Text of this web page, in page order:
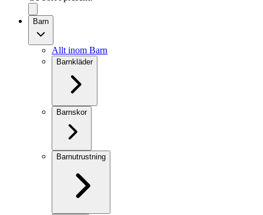
Barn
Allt inom Barn
Barnkläder
Barnskor
Barnutrustning